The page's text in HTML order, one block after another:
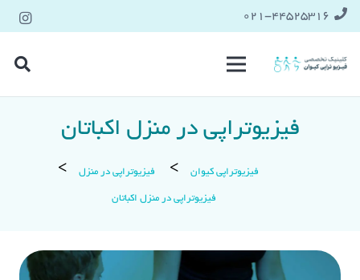
021-۴۴۵۲۵۳۱۶
فیزیوتراپی در منزل اکباتان
فیزیوتراپی کیوان فیزیوتراپی در منزل
فیزیوتراپی در منزل اکباتان